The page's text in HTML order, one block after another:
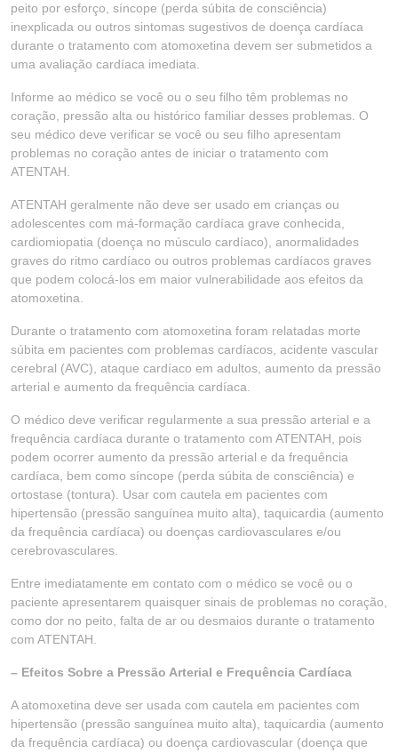
peito por esforço, síncope (perda súbita de consciência)
inexplicada ou outros sintomas sugestivos de doença cardíaca
durante o tratamento com atomoxetina devem ser submetidos a
uma avaliação cardíaca imediata.
Informe ao médico se você ou o seu filho têm problemas no
coração, pressão alta ou histórico familiar desses problemas. O
seu médico deve verificar se você ou seu filho apresentam
problemas no coração antes de iniciar o tratamento com
ATENTAH.
ATENTAH geralmente não deve ser usado em crianças ou
adolescentes com má-formação cardíaca grave conhecida,
cardiomiopatia (doença no músculo cardíaco), anormalidades
graves do ritmo cardíaco ou outros problemas cardíacos graves
que podem colocá-los em maior vulnerabilidade aos efeitos da
atomoxetina.
Durante o tratamento com atomoxetina foram relatadas morte
súbita em pacientes com problemas cardíacos, acidente vascular
cerebral (AVC), ataque cardíaco em adultos, aumento da pressão
arterial e aumento da frequência cardíaca.
O médico deve verificar regularmente a sua pressão arterial e a
frequência cardíaca durante o tratamento com ATENTAH, pois
podem ocorrer aumento da pressão arterial e da frequência
cardíaca, bem como síncope (perda súbita de consciência) e
ortostase (tontura). Usar com cautela em pacientes com
hipertensão (pressão sanguínea muito alta), taquicardia (aumento
da frequência cardíaca) ou doenças cardiovasculares e/ou
cerebrovasculares.
Entre imediatamente em contato com o médico se você ou o
paciente apresentarem quaisquer sinais de problemas no coração,
como dor no peito, falta de ar ou desmaios durante o tratamento
com ATENTAH.
– Efeitos Sobre a Pressão Arterial e Frequência Cardíaca
A atomoxetina deve ser usada com cautela em pacientes com
hipertensão (pressão sanguínea muito alta), taquicardia (aumento
da frequência cardíaca) ou doença cardiovascular (doença que